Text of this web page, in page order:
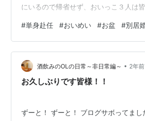
にいるので帰省せず、おいっこ３人は
というか感心したというか。 名古屋あ
こ夫婦、二人とも40才くらい、20代で
いない。 この7月から甥が北九州市に
う。 だから今日は北九州からの帰省だ
たかと思った、近くなってよかったね
#単身赴任 #おいめい #お盆 #別居
酒飲みのOLの日常～非日常編～ • 2年前
お久しぶりです皆様！！
ずーと！ ずーと！ ブログサボってま